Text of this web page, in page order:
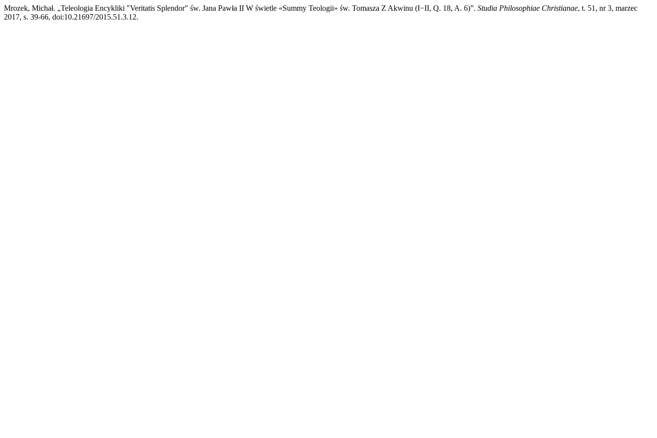
Mrozek, Michał. „Teleologia Encykliki "Veritatis Splendor" św. Jana Pawła II W świetle «Summy Teologii» św. Tomasza Z Akwinu (I−II, Q. 18, A. 6)”. Studia Philosophiae Christianae, t. 51, nr 3, marzec
2017, s. 39-66, doi:10.21697/2015.51.3.12.